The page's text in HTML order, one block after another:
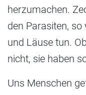
herzumachen.
den Parasiten,
und Läuse tun.
nicht, sie haben
Uns Menschen